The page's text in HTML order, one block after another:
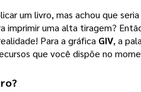
um livro, mas achou que
imprimir uma alta tiragem?
Para a gráfica GIV, a
que você dispõe no